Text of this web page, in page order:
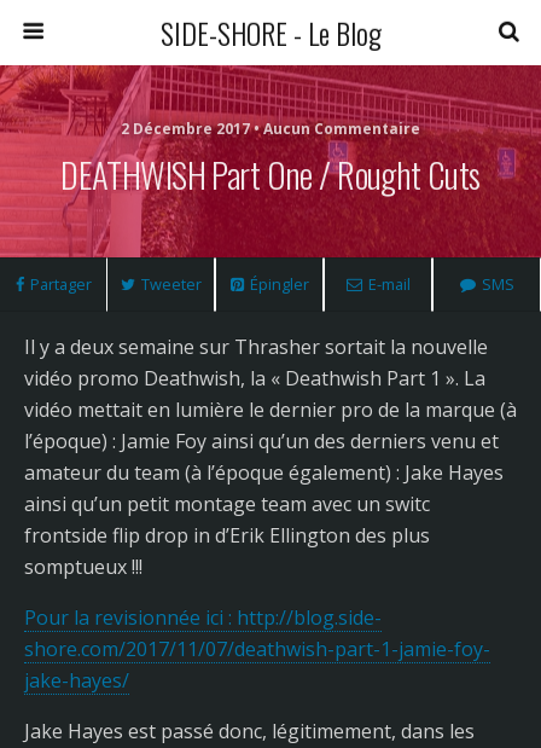
SIDE-SHORE - Le Blog
2 Décembre 2017 • Aucun Commentaire
DEATHWISH Part One / Rought Cuts
Partager Tweeter Épingler E-mail SMS
Il y a deux semaine sur Thrasher sortait la nouvelle
vidéo promo Deathwish, la « Deathwish Part 1 ». La
vidéo mettait en lumière le dernier pro de la marque (à
l’époque) : Jamie Foy ainsi qu’un des derniers venu et
amateur du team (à l’époque également) : Jake Hayes
ainsi qu’un petit montage team avec un switc
frontside flip drop in d’Erik Ellington des plus
somptueux !!!
Pour la revisionnée ici : http://blog.side-
shore.com/2017/11/07/deathwish-part-1-jamie-foy-
jake-hayes/
Jake Hayes est passé donc, légitimement, dans les